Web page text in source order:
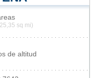
sq mi)
de altitud